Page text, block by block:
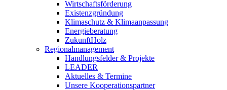
Wirtschaftsförderung
Existenzgründung
Klimaschutz & Klimaanpassung
Energieberatung
ZukunftHolz
Regionalmanagement
Handlungsfelder & Projekte
LEADER
Aktuelles & Termine
Unsere Kooperationspartner